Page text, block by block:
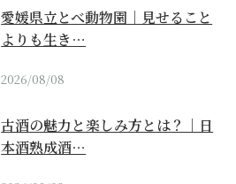
愛媛県立とべ動物園｜見せること
よりも生き…
2026/08/08
古酒の魅力と楽しみ方とは？｜日
本酒熟成酒…